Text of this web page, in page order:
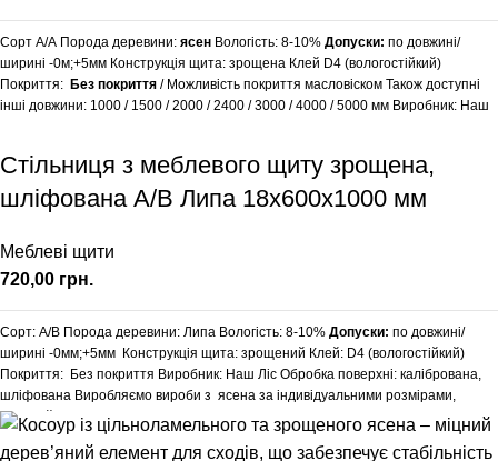
Сорт А/А Порода деревини: ясен Вологість: 8-10% Допуски: по довжині/
ширині -0м;+5мм Конструкція щита: зрощена Клей D4 (вологостійкий)
Покриття: Без покриття / Можливість покриття масловіском Також доступні
інші довжини: 1000 / 1500 /2000 /2400 /3000 /4000 /5000 мм Виробник: Наш
вироби з ясена за індивідуальними розмірами, уточнюйте у менеджера.
Доставка: 20% передоплати та за умовами перевізника. (НП, SAT, Delivery,
Meest Express)
Стільниця з меблевого щиту зрощена,
шліфована A/В Липа 18х600х1000 мм
Меблеві щити
грн.
Сорт: А/В Порода деревини: Липа Вологість: 8-10% Допуски: по довжині/
ширині -0мм;+5мм Конструкція щита: зрощений Клей: D4 (вологостійкий)
Покриття: Без покриття Виробник: Наш Ліс Обробка поверхні: калібрована,
шліфована Виробляємо вироби з ясена за індивідуальними розмірами,
уточнюйте у менеджера.